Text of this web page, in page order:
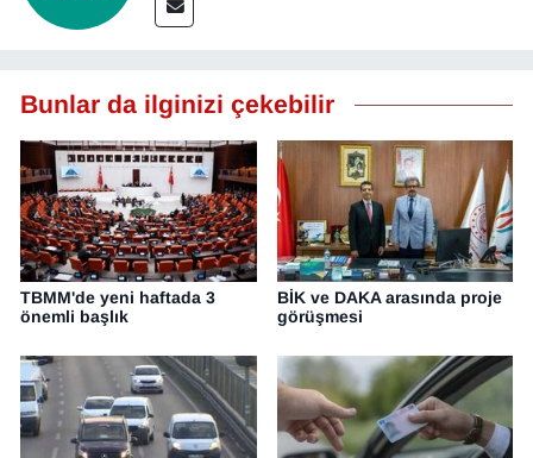
Bunlar da ilginizi çekebilir
TBMM'de yeni haftada 3
önemli başlık
BİK ve DAKA arasında proje
görüşmesi